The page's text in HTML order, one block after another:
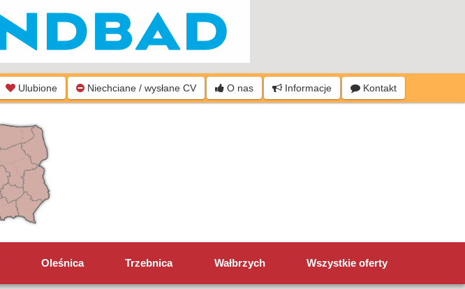
Ulubione Niechciane / wysłane CV O nas Informacje Kontakt
Oleśnica Trzebnica Wałbrzych Wszystkie oferty